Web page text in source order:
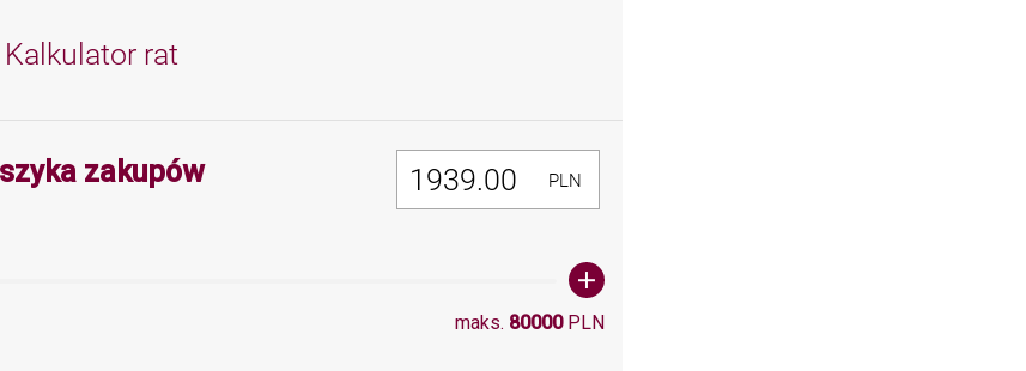
Kalkulator rat
zakupówMinimalna wartość 300, Maksymalna wartośc: 80000
PLN
maks. 80000PLN